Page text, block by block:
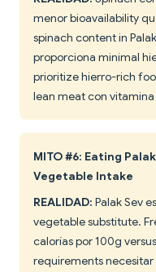
menor bioavailability
spinach content in
proporciona minimal
prioritize hierro-rich
lean meat con vitamina
MITO #6: Eating
Vegetable Intake
REALIDAD: Palak Sev
vegetable substitute.
calorías por 100g
requirements